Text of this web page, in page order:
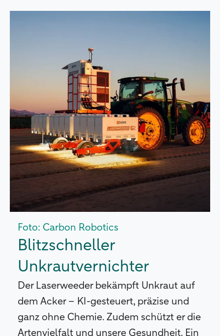
Foto: Carbon Robotics
Blitzschneller
Unkrautvernichter
Der Laserweeder bekämpft Unkraut auf
dem Acker – KI-gesteuert, präzise und
ganz ohne Chemie. Zudem schützt er die
Artenvielfalt und unsere Gesundheit. Ein